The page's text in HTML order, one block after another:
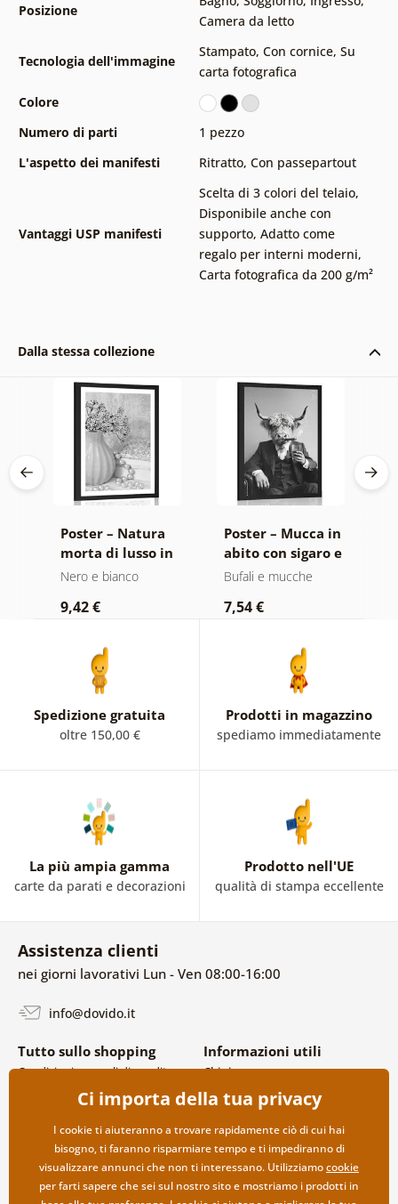
Posizione
Camera da letto
Tecnologia dell'immagine
Stampato, Con cornice, Su
carta fotografica
Colore
Numero di parti
1 pezzo
L'aspetto dei manifesti
Ritratto, Con passepartout
Vantaggi USP manifesti
Scelta di 3 colori del telaio,
Disponibile anche con
supporto, Adatto come
regalo per interni moderni,
Carta fotografica da 200 g/m²
Dalla stessa collezione
Poster – Natura
morta di lusso in
bianco e nero
Nero e bianco
9,42 €
Poster – Mucca in
abito con sigaro e
whisky
Bufali e mucche
7,54 €
Spedizione gratuita
oltre 150,00 €
Prodotti in magazzino
spediamo immediatamente
La più ampia gamma
carte da parati e decorazioni
Prodotto nell'UE
qualità di stampa eccellente
Assistenza clienti
nei giorni lavorativi Lun - Ven 08:00-16:00
info@dovido.it
Tutto sullo shopping
Condizioni generali di vendita e
Politica sulla privacy
Opzioni di spedizione e
pagamento
Reso della merce
Informazioni utili
Chi siamo
FAQ
Contatti
Collaborazione all’ingrosso
Ci importa della tua privacy
I cookie ti aiuteranno a trovare rapidamente ciò di cui hai
bisogno, ti faranno risparmiare tempo e ti impediranno di
visualizzare annunci che non ti interessano. Utilizziamocookie
per farti sapere che sei sul nostro sito e mostriamo i prodotti in